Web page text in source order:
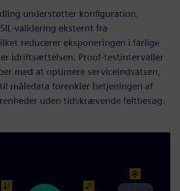
understøtter konfiguration,
validering eksternt fra
reducerer eksponeringen i farlige
idriftsættelsen. Proof-testintervaller
med at optimere serviceindsatsen,
måledata forenkler betjeningen af
uden tidskrævende feltbesøg.